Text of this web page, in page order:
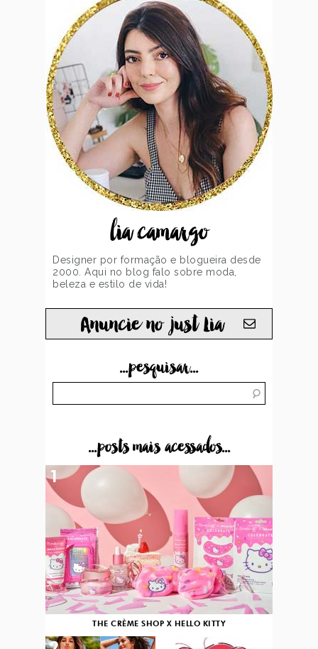
lia camargo
Designer por formação e blogueira desde
2000. Aqui no blog falo sobre moda,
beleza e estilo de vida!
Anuncie no just Lia
...pesquisar...
...posts mais acessados...
THE CRÈME SHOP X HELLO KITTY
1